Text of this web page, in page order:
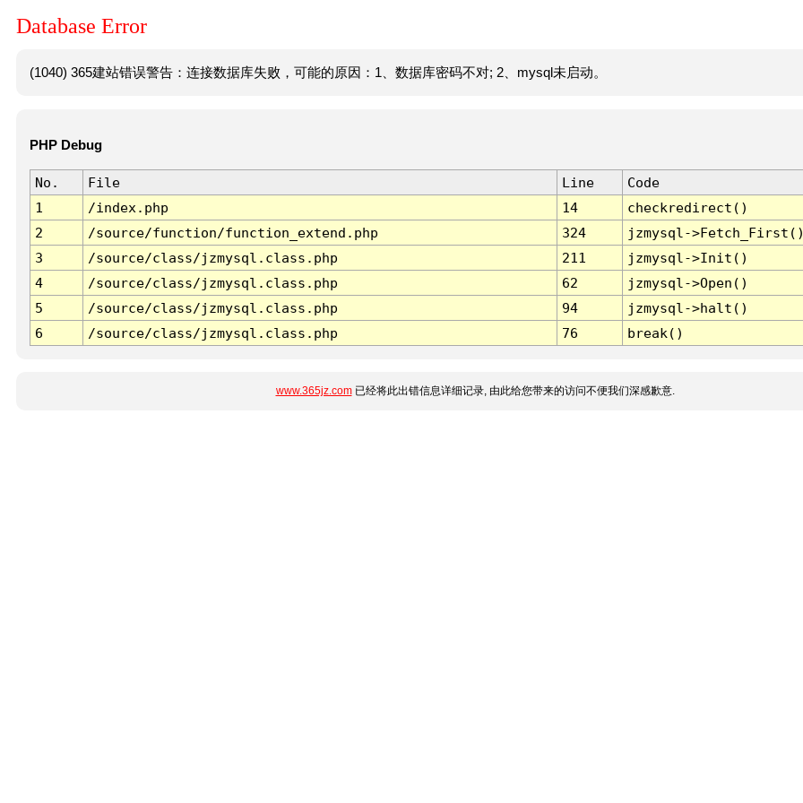
Database Error
(1040) 365建站错误警告：连接数据库失败，可能的原因：1、数据库密码不对; 2、mysql未启动。
PHP Debug
No. File Line
Code
1
/index.php 14
checkredirect()
2
/source/function/function_extend.php 324
jzmysql-
3
/source/class/jzmysql.class.php 211
jzmysql->Init()
4
/source/class/jzmysql.class.php 62
jzmysql->Open()
5
/source/class/jzmysql.class.php 94
jzmysql->halt()
6
/source/class/jzmysql.class.php 76 break()
www.365jz.com已经将此出错信息详细记录, 由此给您带来的访问不便我们深感歉意.